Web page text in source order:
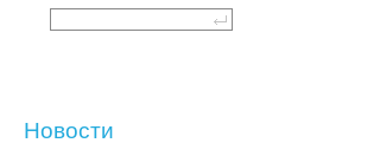
Новости